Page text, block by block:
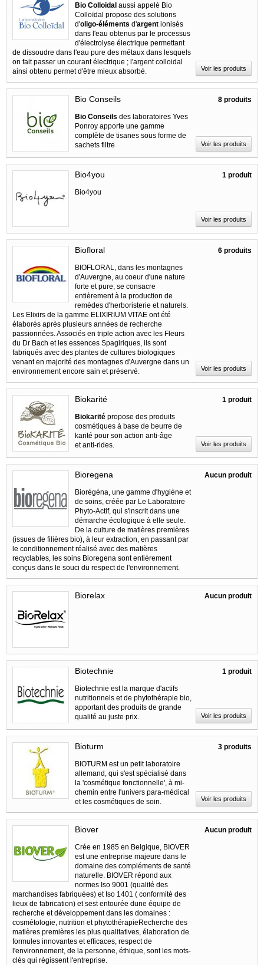
Bio Colloidal aussi appelé Bio
Colloïdal propose des solutions
d'oligo-éléments d'argent ionisés
dans l'eau obtenus par le processus
d'électrolyse électrique permettant
de dissoudre dans l'eau pure des métaux dans lesquels
on fait passer un courant électrique ; l'argent colloidal
ainsi obtenu permet d'être mieux absorbé.
Voir les produits
Bio Conseils
Bio Conseils des laboratoires Yves
Ponroy apporte une gamme
complète de tisanes sous forme de
sachets filtre
8 produits
Voir les produits
Bio4you
Bio4you
1 produit
Voir les produits
Biofloral
BIOFLORAL, dans les montagnes
d'Auvergne, au coeur d'une nature
forte et pure, se consacre
entièrement à la production de
remèdes d'herboristerie et naturels.
Les Elixirs de la gamme ELIXIRIUM VITAE ont été
élaborés après plusieurs années de recherche
passionnées. Associés en triple action avec les Fleurs
du Dr Bach et les essences Spagiriques, ils sont
fabriqués avec des plantes de cultures biologiques
venant en majorité des montagnes d'Auvergne dans un
environnement encore sain et préservé.
6 produits
Voir les produits
Biokarité
Biokarité propose des produits
cosmétiques à base de beurre de
karité pour son action anti-âge
et anti-rides.
1 produit
Voir les produits
Bioregena
Biorégéna, une gamme d'hygiène et
de soins, créée par Le Laboratoire
Phyto-Actif, qui s'inscrit dans une
démarche écologique à elle seule.
De la culture de matières premières
(issues de filières bio), à leur extraction, en passant par
le conditionnement réalisé avec des matières
recyclables, les soins Bioregena sont entièrement
conçus dans le souci du respect de l'environnement.
Aucun produit
Biorelax Aucun produit
Biotechnie
Biotechnie est la marque d'actifs
nutritionnels et de phytothérapie bio,
apportant des produits de grande
qualité au juste prix.
1 produit
Voir les produits
Bioturm
BIOTURM est un petit laboratoire
allemand, qui s'est spécialisé dans
la 'cosmétique fonctionnelle', à mi-
chemin entre l'univers para-médical
et les cosmétiques de soin.
3 produits
Voir les produits
Biover
Crée en 1985 en Belgique, BIOVER
est une entreprise majeure dans le
domaine des compléments de santé
naturelle. BIOVER répond aux
normes Iso 9001 (qualité des
marchandises fabriquées) et Iso 1401 ( conformité des
lieux de fabrication) et sest entourée dune équipe de
recherche et développement dans les domaines :
cosmétologie, nutrition et phytothérapieRecherche des
matières premières les plus qualitatives, élaboration de
formules innovantes et efficaces, respect de
l'environnement, de la personne, éthique, sont les mots-
clés qui régissent l'entreprise.
Aucun produit